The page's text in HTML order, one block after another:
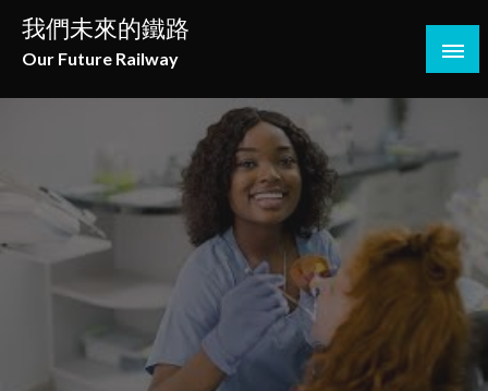
Skip
content
我們未來的鐵路
Our Future Railway